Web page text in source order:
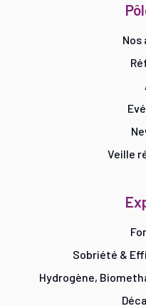
Nos
Veille
Sobriété &
Hydrogène,